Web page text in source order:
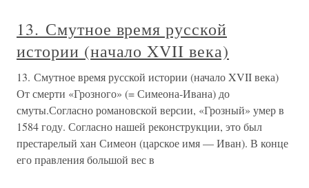
13. Смутное время русской
истории (начало XVII века)
13. Смутное время русской истории (начало XVII века)
От смерти «Грозного» (= Симеона-Ивана) до
смуты.Согласно романовской версии, «Грозный» умер в
1584 году. Согласно нашей реконструкции, это был
престарелый хан Симеон (царское имя — Иван). В конце
его правления большой вес в